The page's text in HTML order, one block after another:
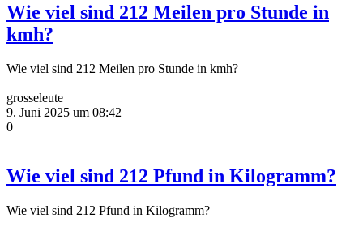
Wie viel sind 212 Meilen pro Stunde in
kmh?
Wie viel sind 212 Meilen pro Stunde in kmh?
grosseleute
9. Juni 2025 um 08:42
0
Wie viel sind 212 Pfund in Kilogramm?
Wie viel sind 212 Pfund in Kilogramm?